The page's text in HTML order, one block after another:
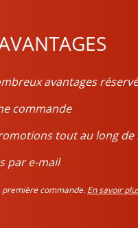
avantages
commande
tout au long de
par e-mail
première commande. En savoir